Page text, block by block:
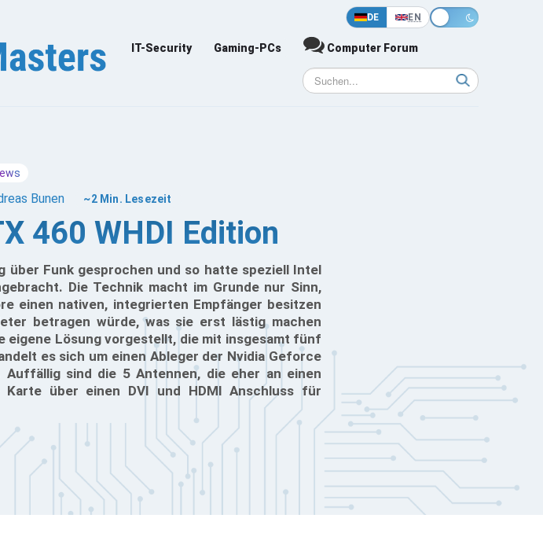
DE EN
IT-Security Gaming-PCs Computer Forum
Bunen ~2 Min. Lesezeit
460 WHDI Edition
über Funk gesprochen und so hatte speziell Intel
Die Technik macht im Grunde nur Sinn,
einen nativen, integrierten Empfänger besitzen
betragen würde, was sie erst lästig machen
eigene Lösung vorgestellt, die mit insgesamt fünf
es sich um einen Ableger der Nvidia Geforce
sind die 5 Antennen, die eher an einen
über einen DVI und HDMI Anschluss für